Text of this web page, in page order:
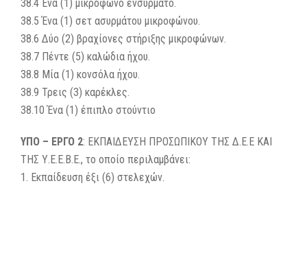
38.4 Ένα (1) μικρόφωνο ενσύρματο.
38.5 Ένα (1) σετ ασυρμάτου μικροφώνου.
38.6 Δύο (2) βραχίονες στήριξης μικροφώνων.
38.7 Πέντε (5) καλώδια ήχου.
38.8 Μία (1) κονσόλα ήχου.
38.9 Τρεις (3) καρέκλες.
38.10 Ένα (1) έπιπλο στούντιο
ΥΠΟ – ΕΡΓΟ 2: ΕΚΠΑΙΔΕΥΣΗ ΠΡΟΣΩΠΙΚΟΥ ΤΗΣ Δ.Ε.Ε ΚΑΙ
ΤΗΣ Υ.Ε.Ε.Β.Ε., το οποίο περιλαμβάνει:
1. Εκπαίδευση έξι (6) στελεχών.